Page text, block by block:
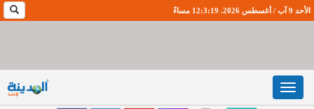
الأحد 9 آب / أغسطس 2026. 12:3:20 مساءً
Toggle
navigation